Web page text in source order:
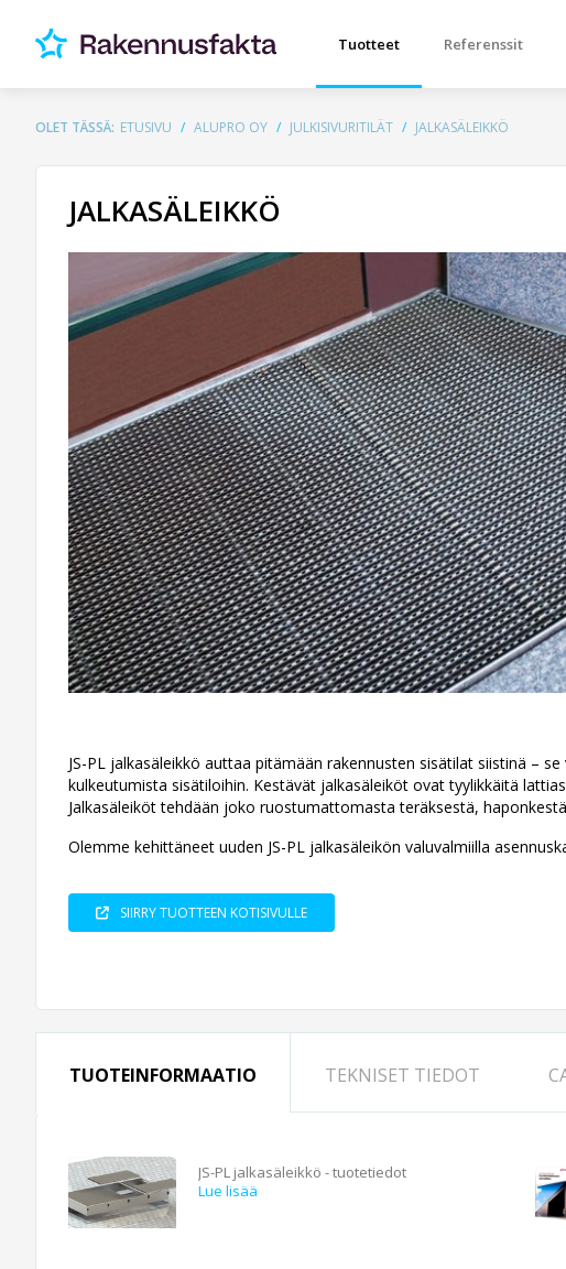
Tuotteet Referenssit
OLET TÄSSÄ: ETUSIVU ALUPRO OY JULKISIVURITILÄT JALKASÄLEIKKÖ
JALKASÄLEIKKÖ
JS-PL jalkasäleikkö auttaa pitämään rakennusten sisätilat siistinä –
kulkeutumista sisätiloihin. Kestävät jalkasäleiköt ovat tyylikkäitä
Jalkasäleiköt tehdään joko ruostumattomasta teräksestä,
Olemme kehittäneet uuden JS-PL jalkasäleikön valuvalmiilla
SIIRRY TUOTTEEN KOTISIVULLE
TUOTEINFORMAATIO TEKNISET TIEDOT
JS-PL jalkasäleikkö - tuotetiedot
Lue lisää